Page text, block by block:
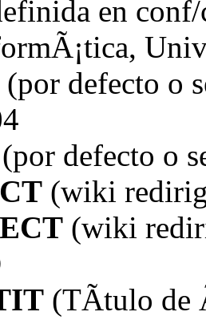
en
(por defecto o
(por defecto o
(wiki
(wiki
(TÃ­tulo de